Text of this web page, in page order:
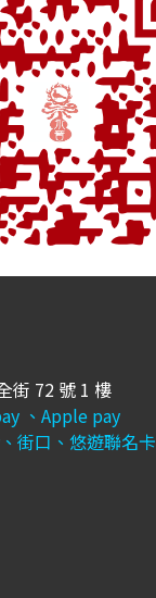
街 72 號 1 樓
、Apple pay
口、悠遊聯名卡